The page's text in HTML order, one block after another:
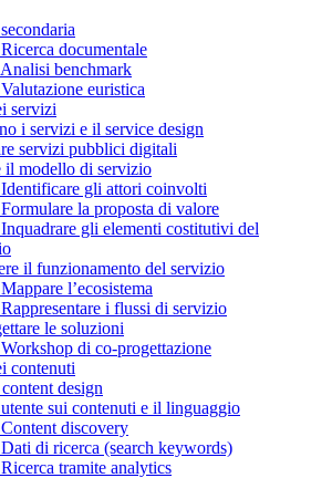
documentale
benchmark
euristica
servizi
i servizi e il service design
servizi pubblici digitali
il modello di servizio
gli attori coinvolti
la proposta di valore
gli elementi costitutivi del
il funzionamento del servizio
l’ecosistema
i flussi di servizio
le soluzioni
di co-progettazione
contenuti
design
sui contenuti e il linguaggio
discovery
di ricerca (search keywords)
tramite analytics